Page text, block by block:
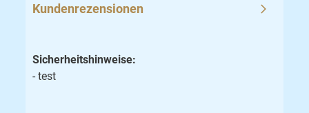
Kundenrezensionen
Sicherheitshinweise:
- test